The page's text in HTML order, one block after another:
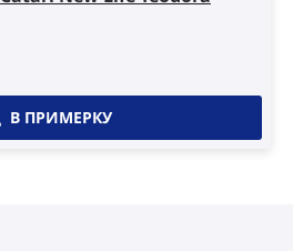
В ПРИМЕРКУ